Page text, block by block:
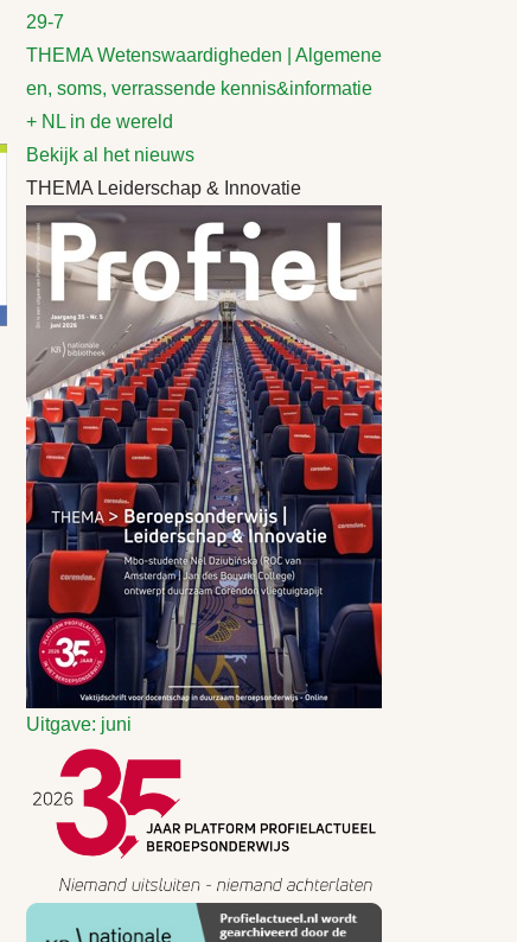
29-7
THEMA Wetenswaardigheden | Algemene
en, soms, verrassende kennis&informatie
+ NL in de wereld
Bekijk al het nieuws
THEMA Leiderschap & Innovatie
Uitgave: juni